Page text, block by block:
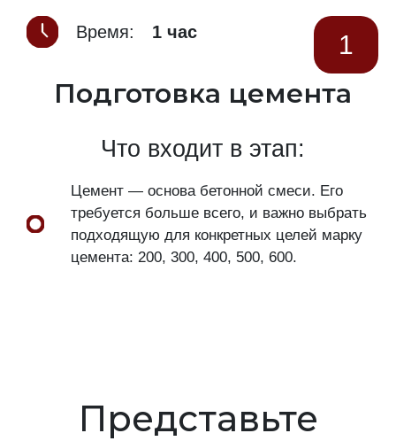
Время: 1 час 1
Подготовка цемента
Что входит в этап:
Цемент — основа бетонной смеси. Его
требуется больше всего, и важно выбрать
подходящую для конкретных целей марку
цемента: 200, 300, 400, 500, 600.
Представьте